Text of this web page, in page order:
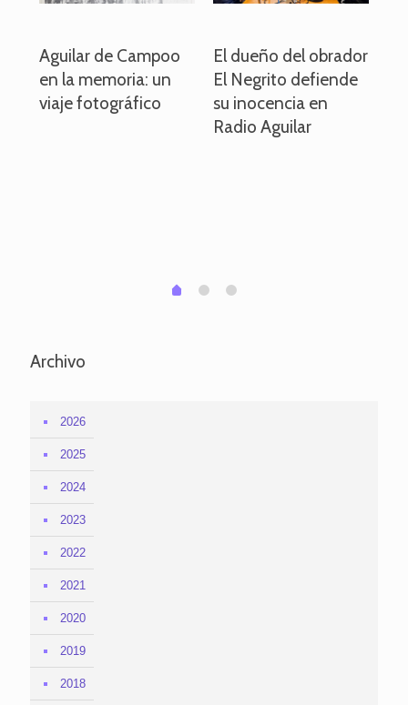
Aguilar de Campoo
en la memoria: un
viaje fotográfico
El dueño del obrador
El Negrito defiende
su inocencia en
Radio Aguilar
0 1 2
Archivo
2026
2025
2024
2023
2022
2021
2020
2019
2018